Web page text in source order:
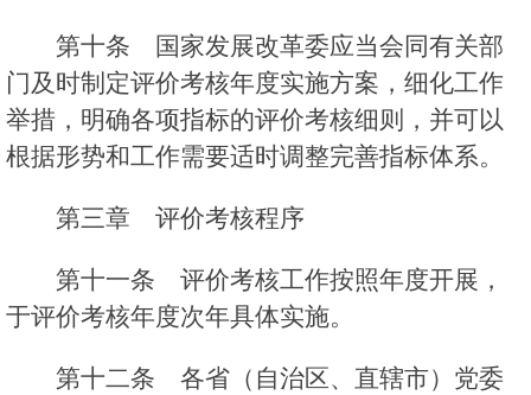
第十条 国家发展改革委应当会同有关部
门及时制定评价考核年度实施方案，细化工作
举措，明确各项指标的评价考核细则，并可以
根据形势和工作需要适时调整完善指标体系。
第三章 评价考核程序
第十一条 评价考核工作按照年度开展，
于评价考核年度次年具体实施。
第十二条 各省（自治区、直辖市）党委